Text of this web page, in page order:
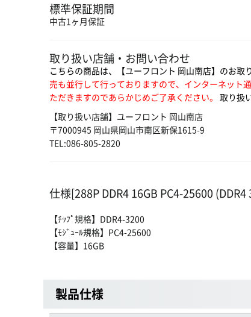
標準保証期間
中古1ヶ月保証
取り扱い店舗・お問い合わせ
こちらの商品は、【ユーフロント 岡山南店】のお
売も並行して行っておりますので、インターネット
ただきますのであらかじめご了承ください。 取り扱
【取り扱い店舗】ユーフロント 岡山南店
〒7000945 岡山県岡山市南区新保1615-9
TEL:086-805-2820
仕様[288P DDR4 16GB PC4-25600
【ﾁｯﾌﾟ規格】DDR4-3200
【ﾓｼﾞｭｰﾙ規格】PC4-25600
【容量】16GB
製品仕様